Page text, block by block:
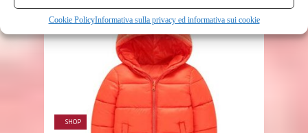
Cookie PolicyInformativa sulla privacy ed informativa sui cookie
SHOP